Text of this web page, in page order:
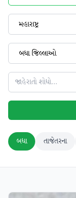
મહારાષ્ટ્ર
બધા જિલ્લાઓ
બધા તાજેતરના